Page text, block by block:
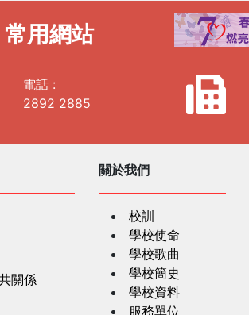
常用網站
電話 :
2892 2885
關係
關於我們
校訓
學校使命
學校歌曲
學校簡史
學校資料
服務單位